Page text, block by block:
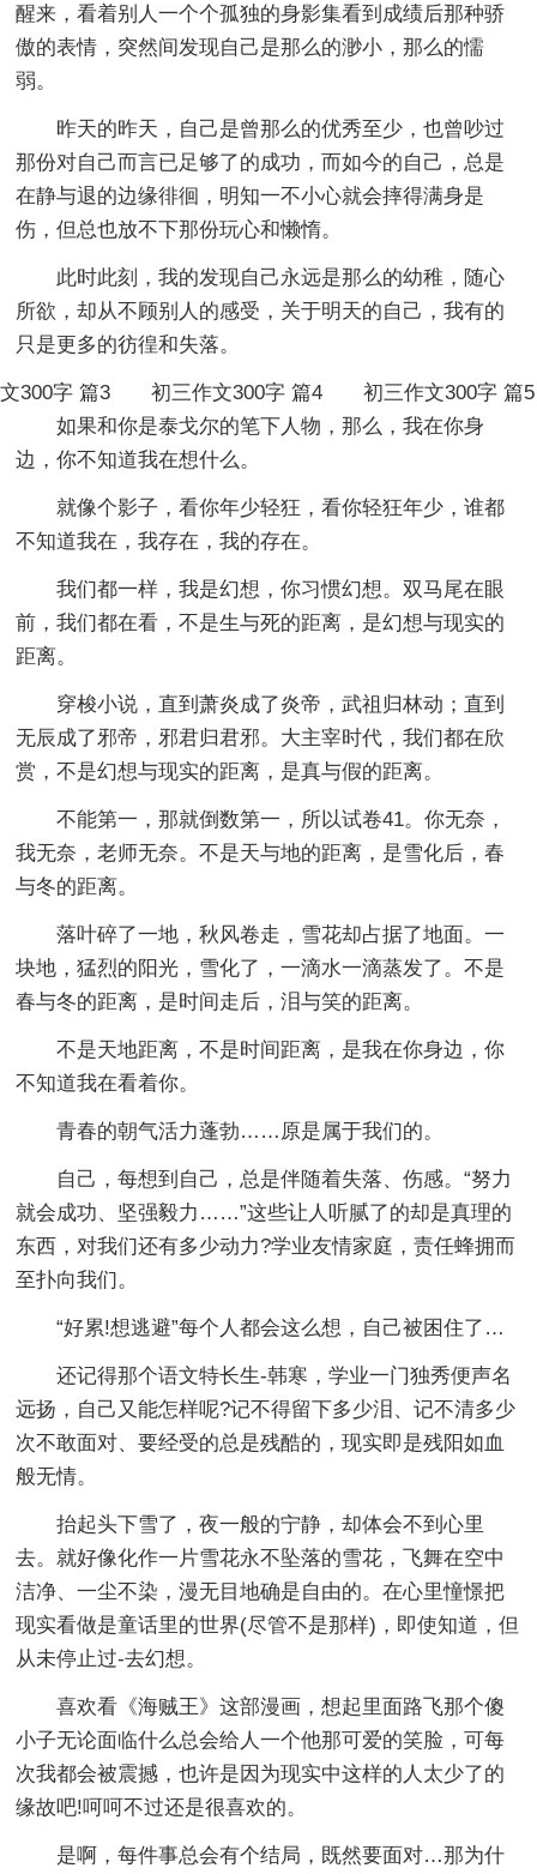
醒来，看着别人一个个孤独的身影集看到成绩后那种骄
傲的表情，突然间发现自己是那么的渺小，那么的懦
弱。
昨天的昨天，自己是曾那么的优秀至少，也曾吵过
那份对自己而言已足够了的成功，而如今的自己，总是
在静与退的边缘徘徊，明知一不小心就会摔得满身是
伤，但总也放不下那份玩心和懒惰。
此时此刻，我的发现自己永远是那么的幼稚，随心
所欲，却从不顾别人的感受，关于明天的自己，我有的
只是更多的彷徨和失落。
文300字 篇3
如果和你是泰戈尔的笔下人物，那么，我在你身
边，你不知道我在想什么。
就像个影子，看你年少轻狂，看你轻狂年少，谁都
不知道我在，我存在，我的存在。
我们都一样，我是幻想，你习惯幻想。双马尾在眼
前，我们都在看，不是生与死的距离，是幻想与现实的
距离。
穿梭小说，直到萧炎成了炎帝，武祖归林动；直到
无辰成了邪帝，邪君归君邪。大主宰时代，我们都在欣
赏，不是幻想与现实的距离，是真与假的距离。
不能第一，那就倒数第一，所以试卷41。你无奈，
我无奈，老师无奈。不是天与地的距离，是雪化后，春
与冬的距离。
落叶碎了一地，秋风卷走，雪花却占据了地面。一
块地，猛烈的阳光，雪化了，一滴水一滴蒸发了。不是
春与冬的距离，是时间走后，泪与笑的距离。
不是天地距离，不是时间距离，是我在你身边，你
不知道我在看着你。
初三作文300字 篇4
青春的朝气活力蓬勃……原是属于我们的。
自己，每想到自己，总是伴随着失落、伤感。“努力
就会成功、坚强毅力……”这些让人听腻了的却是真理的
东西，对我们还有多少动力?学业友情家庭，责任蜂拥而
至扑向我们。
“好累!想逃避”每个人都会这么想，自己被困住了…
还记得那个语文特长生-韩寒，学业一门独秀便声名
远扬，自己又能怎样呢?记不得留下多少泪、记不清多少
次不敢面对、要经受的总是残酷的，现实即是残阳如血
般无情。
抬起头下雪了，夜一般的宁静，却体会不到心里
去。就好像化作一片雪花永不坠落的雪花，飞舞在空中
洁净、一尘不染，漫无目地确是自由的。在心里憧憬把
现实看做是童话里的世界(尽管不是那样)，即使知道，但
从未停止过-去幻想。
喜欢看《海贼王》这部漫画，想起里面路飞那个傻
小子无论面临什么总会给人一个他那可爱的笑脸，可每
次我都会被震撼，也许是因为现实中这样的人太少了的
缘故吧!呵呵不过还是很喜欢的。
是啊，每件事总会有个结局，既然要面对…那为什
初三作文300字 篇5